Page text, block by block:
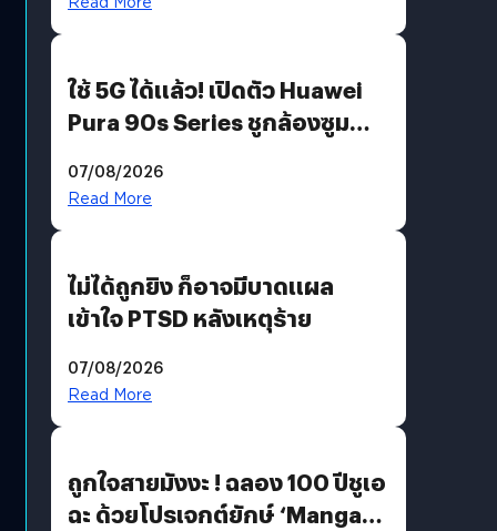
ใช้ 5G ได้แล้ว! เปิดตัว Huawei
Pura 90s Series ชูกล้องซูม
07/08/2026
Read More
ไม่ได้ถูกยิง ก็อาจมีบาดแผล
เข้าใจ PTSD หลังเหตุร้าย
07/08/2026
Read More
ถูกใจสายมังงะ ! ฉลอง 100 ปีชูเอ
ฉะ ด้วยโปรเจกต์ยักษ์ ‘Manga